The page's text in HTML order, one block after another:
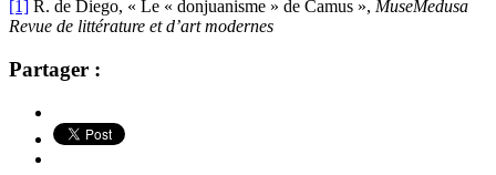
[1] R. de Diego, « Le « donjuanisme » de Camus », MuseMedusa
Revue de littérature et d’art modernes
Partager :